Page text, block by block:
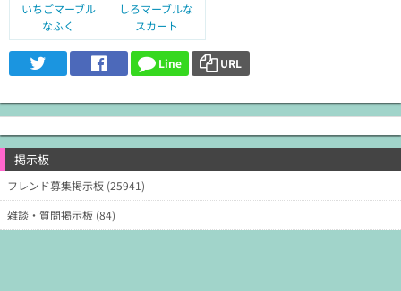
いちごマーブル
なふく
しろマーブルな
スカート
Line URL
掲示板
フレンド募集掲示板 (25941)
雑談・質問掲示板 (84)